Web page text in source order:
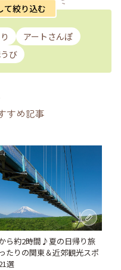
て絞り込む
アートさんぽ
び
すめ記事
ら約2時間♪夏の日帰り旅
たりの関東＆近郊観光スポ
選